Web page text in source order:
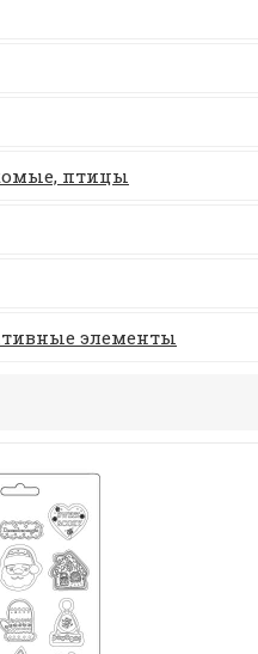
птицы
элементы